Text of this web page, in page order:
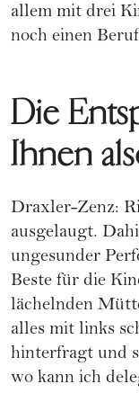
allem mit drei
noch einen
Die
Ihnen
Draxler-Zenz:
ausgelaugt.
ungesunder
Beste für die
lächelnden
alles mit links
hinterfragt und
wo kann ich